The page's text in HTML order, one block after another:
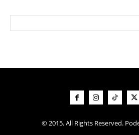
© 2015. All Rights Reserved.